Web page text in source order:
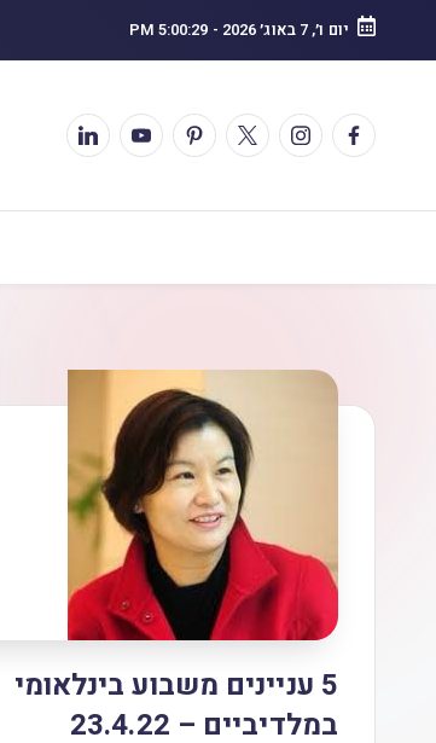
יום ו׳, 7 באוג׳ 2026 -
5:00:30 PM
5 עניינים משבוע בינלאומי
במלדיביים – 23.4.22